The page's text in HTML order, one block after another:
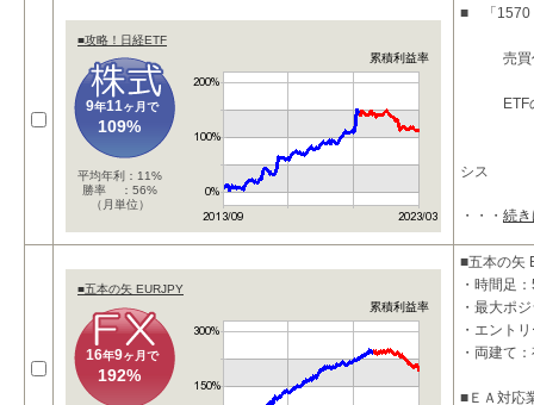
■攻略！日経ETF
累積利益率
9年11ヶ月で
109%
平均年利：11%
勝率 ：56%
（月単位）
■ 「1570
売買代金
ETFのみ
シス
・・・ 続
■五本の矢 EURJPY
累積利益率
16年9ヶ月で
192%
■五本の矢
・時間足
・最大ポ
・エント
・両建て
■ＥＡ対応